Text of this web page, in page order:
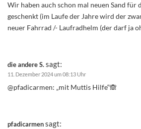
Wir haben auch schon mal neuen Sand für
geschenkt (im Laufe der Jahre wird der
neuer Fahrrad /- Laufradhelm (der darf ja
die andere S.sagt:
11. Dezember 2024 um 08:13 Uhr
@pfadicarmen: „mit Muttis Hilfe“🙈
pfadicarmensagt: